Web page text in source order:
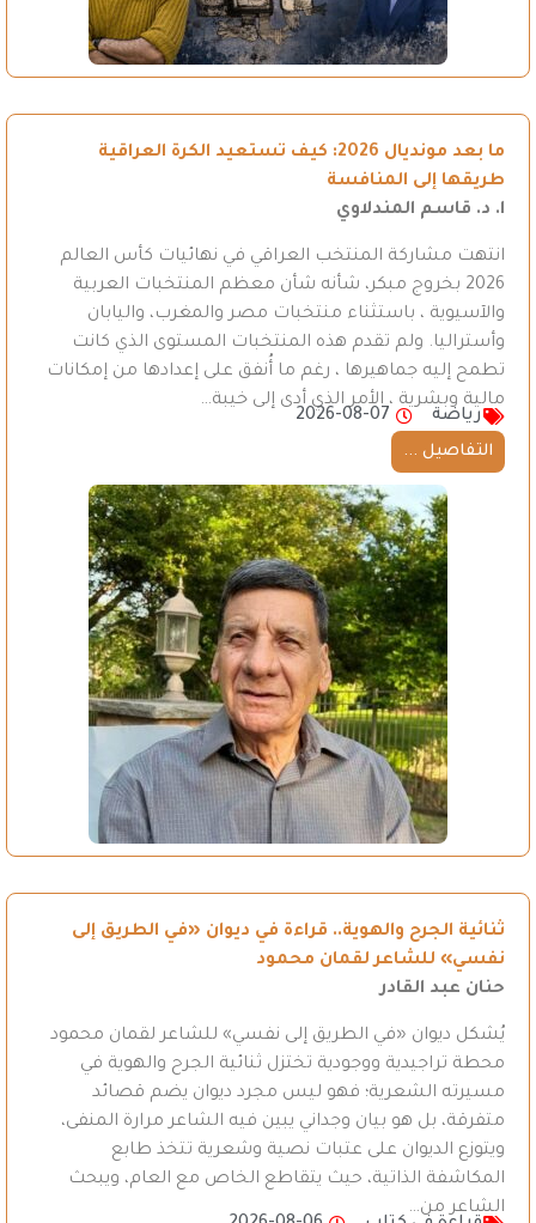
ما بعد مونديال 2026: كيف تستعيد الكرة العراقية
طريقها إلى المنافسة
ا. د. قاسم المندلاوي
انتهت مشاركة المنتخب العراقي في نهائيات كأس العالم
2026 بخروج مبكر، شأنه شأن معظم المنتخبات العربية
والآسيوية ، باستثناء منتخبات مصر والمغرب، واليابان
وأستراليا. ولم تقدم هذه المنتخبات المستوى الذي كانت
تطمح إليه جماهيرها ، رغم ما أُنفق على إعدادها من إمكانات
مالية وبشرية ، الأمر الذي أدى إلى خيبة…
رياضة
2026-08-07
التفاصيل ...
ثنائية الجرح والهوية.. قراءة في ديوان «في الطريق إلى
نفسي» للشاعر لقمان محمود
حنان عبد القادر
يُشكل ديوان «في الطريق إلى نفسي» للشاعر لقمان محمود
محطة تراجيدية ووجودية تختزل ثنائية الجرح والهوية في
مسيرته الشعرية؛ فهو ليس مجرد ديوان يضم قصائد
متفرقة، بل هو بيان وجداني يبين فيه الشاعر مرارة المنفى،
ويتوزع الديوان على عتبات نصية وشعرية تتخذ طابع
المكاشفة الذاتية، حيث يتقاطع الخاص مع العام، ويبحث
الشاعر من…